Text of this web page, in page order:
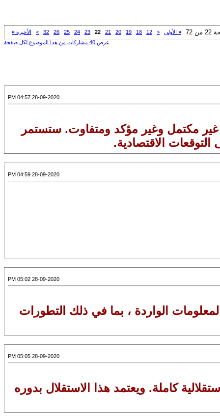
72
« الأولى <
12
18
19
20
21
22
23
24
25
26
32
> الأخيرة »
عرض 40 مشاركات من هذا الموضوع لكل صفحة
28-09-2020 04:57 PM
غير مكتمل وغير مؤكد ومتفاوت. ستستمر
الاقتصادية.
28-09-2020 04:59 PM
28-09-2020 05:02 PM
الواردة ، بما في ذلك التطورات
28-09-2020 05:05 PM
كاملة. ويعتمد هذا الاستقلال بدوره